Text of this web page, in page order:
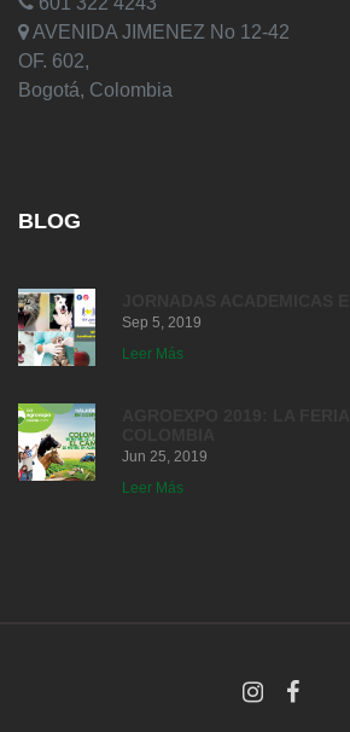
AVENIDA JIMENEZ No 12-42
OF. 602,
Bogotá, Colombia
BLOG
Sep 5, 2019
Leer Más
Jun 25, 2019
Leer Más